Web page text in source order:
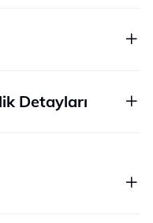
Detayları​